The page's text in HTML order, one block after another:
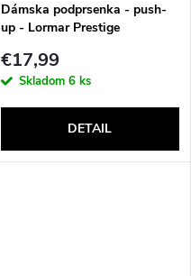
Dámska podprsenka - push-
up - Lormar Prestige
€17,99
Skladom 6 ks
DETAIL